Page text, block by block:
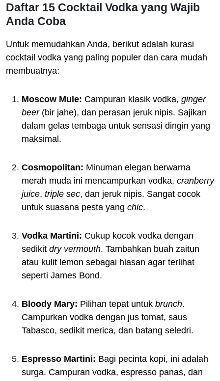
Daftar 15 Cocktail Vodka yang Wajib
Anda Coba
Untuk memudahkan Anda, berikut adalah kurasi
cocktail vodka yang paling populer dan cara mudah
membuatnya:
Moscow Mule: Campuran klasik vodka, ginger
beer(bir jahe), dan perasan jeruk nipis. Sajikan
dalam gelas tembaga untuk sensasi dingin yang
maksimal.
Cosmopolitan: Minuman elegan berwarna
merah muda ini mencampurkan vodka, cranberry
juice, triple sec, dan jeruk nipis. Sangat cocok
untuk suasana pesta yang chic.
Vodka Martini: Cukup kocok vodka dengan
sedikit dry vermouth. Tambahkan buah zaitun
atau kulit lemon sebagai hiasan agar terlihat
seperti James Bond.
Bloody Mary: Pilihan tepat untuk brunch.
Campurkan vodka dengan jus tomat, saus
Tabasco, sedikit merica, dan batang seledri.
Espresso Martini: Bagi pecinta kopi, ini adalah
surga. Campuran vodka, espresso panas, dan